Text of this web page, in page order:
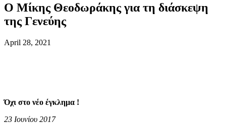
Ο Μίκης Θεοδωράκης για τη διάσκεψη
της Γενεύης
April 28, 2021
Όχι στο νέο έγκλημα !
23 Ιουνίου 2017